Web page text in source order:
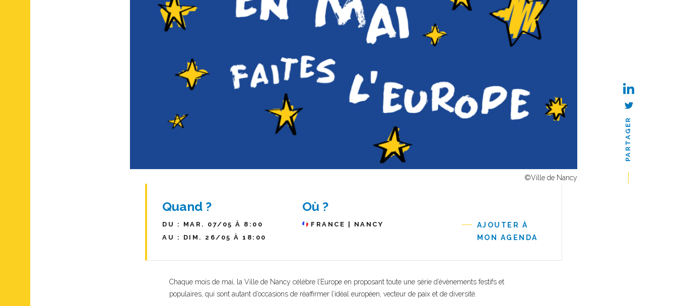
©Ville de Nancy
PARTAGER
Quand ?
DU : MAR. 07/05 À 8:00
AU : DIM. 26/05 À 18:00
Où ?
FRANCE | NANCY
AJOUTER À
MON AGENDA
Chaque mois de mai, la Ville de Nancy célèbre l’Europe en proposant toute une série d’évènements festifs et
populaires, qui sont autant d’occasions de réaffirmer l’idéal européen, vecteur de paix et de diversité.